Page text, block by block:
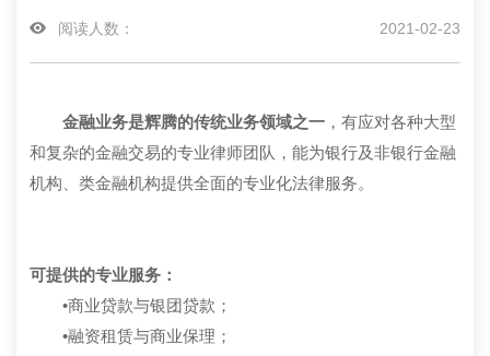
阅读人数： 2021-02-23
金融业务是辉腾的传统业务领域之一 ，有应对各种大型
和复杂的金融交易的专业律师团队，能为银行及非银行金融
机构、类金融机构提供全面的专业化法律服务。
可提供的专业服务：
•商业贷款与银团贷款；
•融资租赁与商业保理；